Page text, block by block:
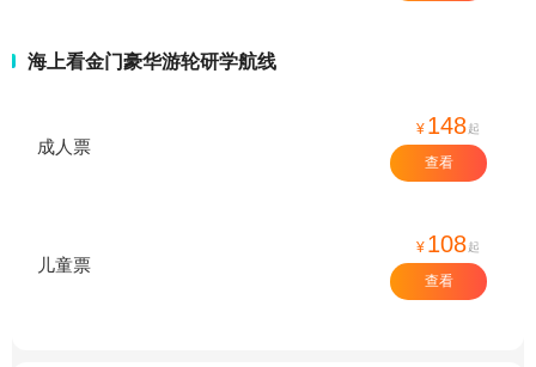
海上看金门豪华游轮研学航线
成人票
¥ 148起
查看
儿童票
¥ 108起
查看